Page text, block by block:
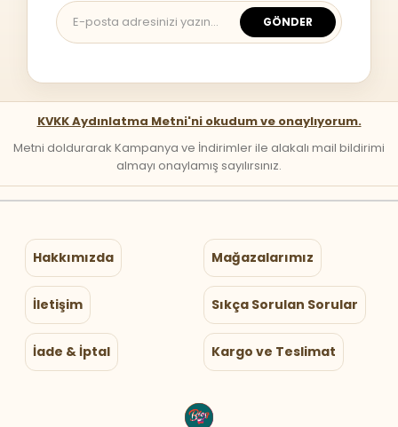
GÖNDER
KVKK Aydınlatma Metni'ni okudum ve onaylıyorum.
Metni doldurarak Kampanya ve İndirimler ile alakalı mail bildirimi
almayı onaylamış sayılırsınız.
Hakkımızda Mağazalarımız
İletişim Sıkça Sorulan Sorular
İade & İptal Kargo ve Teslimat